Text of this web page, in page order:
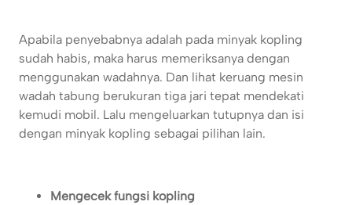
Apabila penyebabnya adalah pada minyak kopling
sudah habis, maka harus memeriksanya dengan
menggunakan wadahnya. Dan lihat keruang mesin
wadah tabung berukuran tiga jari tepat mendekati
kemudi mobil. Lalu mengeluarkan tutupnya dan isi
dengan minyak kopling sebagai pilihan lain.
Mengecek fungsi kopling